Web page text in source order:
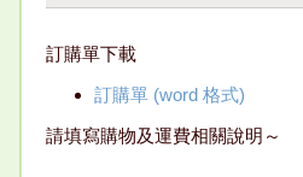
訂購單下載
訂購單 (word 格式)
請填寫購物及運費相關說明～